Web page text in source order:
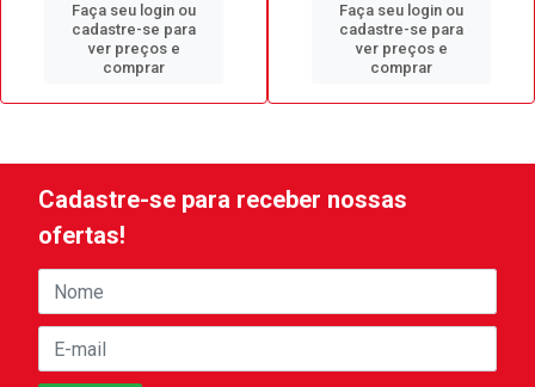
Faça seu login ou
cadastre-se para
ver preços e
comprar
Faça seu login ou
cadastre-se para
ver preços e
comprar
Cadastre-se para receber nossas
ofertas!